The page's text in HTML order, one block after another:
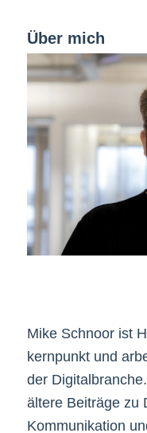
Über mich
Mike Schnoor ist
kernpunkt und
der
ältere Beiträge zu
Kommunikation